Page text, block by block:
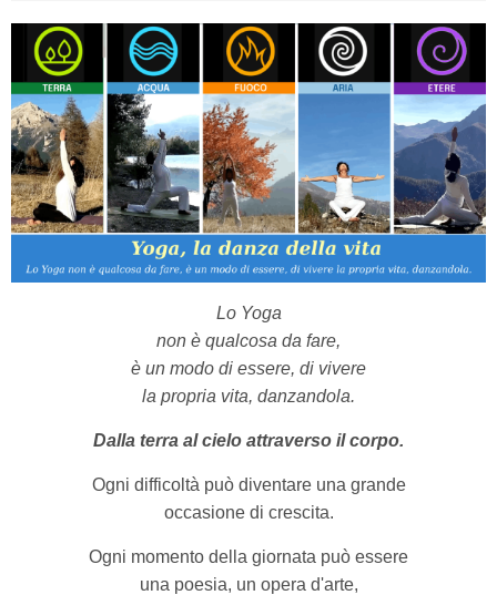
Lo Yoga
non è qualcosa da fare,
è un modo di essere, di vivere
la propria vita, danzandola.
Dalla terra al cielo attraverso il corpo.
Ogni difficoltà può diventare una grande
occasione di crescita.
Ogni momento della giornata può essere
una poesia, un opera d'arte,